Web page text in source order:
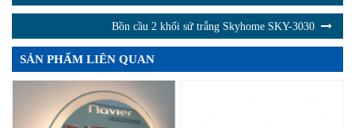
Bồn cầu 2 khối sứ trắng Skyhome SKY-3030
SẢN PHẨM LIÊN QUAN